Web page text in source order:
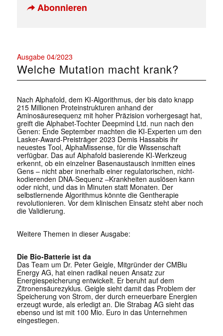
Abonnieren
Ausgabe 04/2023
Welche Mutation macht krank?
Nach Alphafold, dem KI-Algorithmus, der bis dato knapp
215 Millionen Proteinstrukturen anhand der
Aminosäuresequenz mit hoher Präzision vorhergesagt hat,
greift die Alphabet-Tochter Deepmind Ltd. nun nach den
Genen: Ende September machten die KI-Experten um den
Lasker-Award-Preisträger 2023 Demis Hassabis ihr
neuestes Tool, AlphaMissense, für die Wissenschaft
verfügbar. Das auf Alphafold basierende KI-Werkzeug
erkennt, ob ein einzelner Basenaustausch inmitten eines
Gens – nicht aber innerhalb einer regulatorischen, nicht-
kodierenden DNA-Sequenz –Krankheiten auslösen kann
oder nicht, und das in Minuten statt Monaten. Der
selbstlernende Algorithmus könnte die Gentherapie
revolutionieren. Vor dem klinischen Einsatz steht aber noch
die Validierung.
Weitere Themen in dieser Ausgabe:
Die Bio-Batterie ist da
Das Team um Dr. Peter Geigle, Mitgründer der CMBlu
Energy AG, hat einen radikal neuen Ansatz zur
Energiespeicherung entwickelt. Er beruht auf dem
Zitronensäurezyklus. Geigle sieht damit das Problem der
Speicherung von Strom, der durch erneuerbare Energien
erzeugt wurde, als erledigt an. Die Strabag AG sieht das
ebenso und ist mit 100 Mio. Euro in das Unternehmen
eingestiegen.